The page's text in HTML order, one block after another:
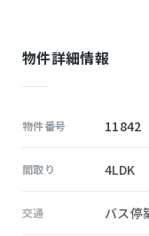
物件詳細情報
物件番号 11842
間取り 4LDK
交通 バス停